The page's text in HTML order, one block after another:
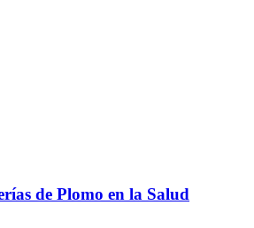
de Plomo en la Salud